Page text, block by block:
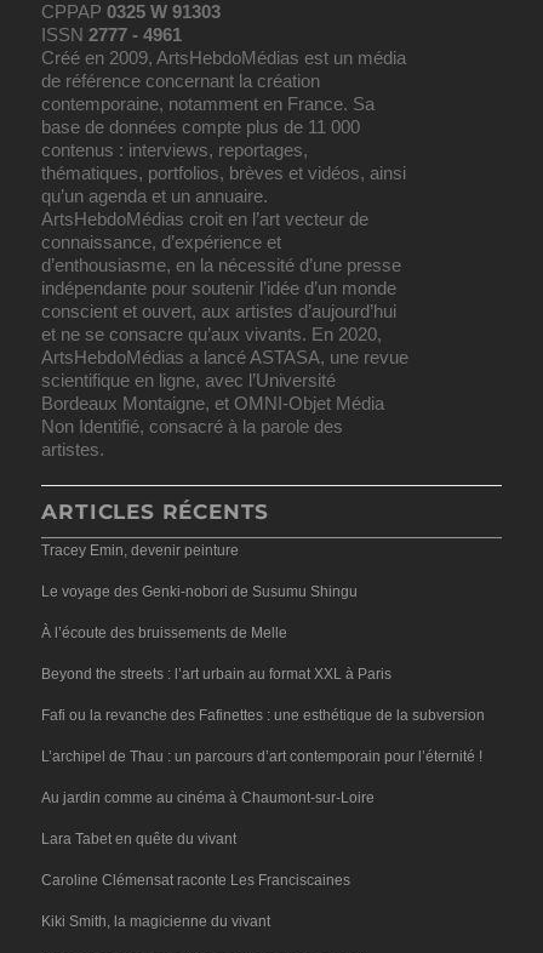
CPPAP0325 W 91303
ISSN2777 - 4961
Créé en 2009, ArtsHebdoMédias est un média
de référence concernant la création
contemporaine, notamment en France. Sa
base de données compte plus de 11 000
contenus : interviews, reportages,
thématiques, portfolios, brèves et vidéos, ainsi
qu’un agenda et un annuaire.
ArtsHebdoMédias croit en l’art vecteur de
connaissance, d’expérience et
d’enthousiasme, en la nécessité d’une presse
indépendante pour soutenir l’idée d’un monde
conscient et ouvert, aux artistes d’aujourd’hui
et ne se consacre qu’aux vivants. En 2020,
ArtsHebdoMédias a lancé ASTASA, une revue
scientifique en ligne, avec l’Université
Bordeaux Montaigne, et OMNI-Objet Média
Non Identifié, consacré à la parole des
artistes.
ARTICLES RÉCENTS
Tracey Emin, devenir peinture
Le voyage des Genki-nobori de Susumu Shingu
À l’écoute des bruissements de Melle
Beyond the streets : l’art urbain au format XXL à Paris
Fafi ou la revanche des Fafinettes : une esthétique de la subversion
L’archipel de Thau : un parcours d’art contemporain pour l’éternité !
Au jardin comme au cinéma à Chaumont-sur-Loire
Lara Tabet en quête du vivant
Caroline Clémensat raconte Les Franciscaines
Kiki Smith, la magicienne du vivant